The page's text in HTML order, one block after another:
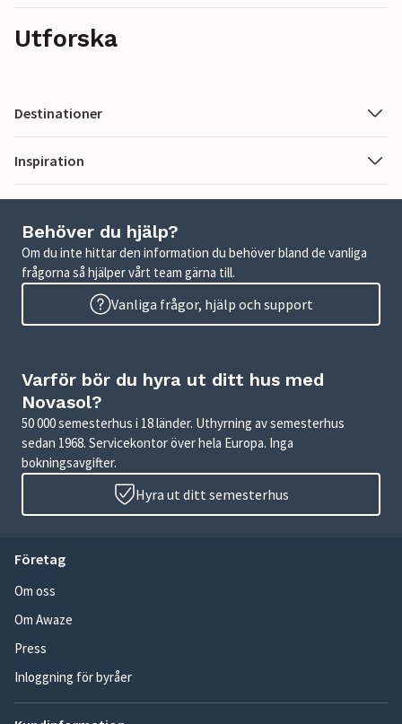
Utforska
Destinationer
Inspiration
Behöver du hjälp?
Om du inte hittar den information du behöver bland de vanliga
frågorna så hjälper vårt team gärna till.
Vanliga frågor, hjälp och support
Varför bör du hyra ut ditt hus med
Novasol?
50 000 semesterhus i 18 länder. Uthyrning av semesterhus
sedan 1968. Servicekontor över hela Europa. Inga
bokningsavgifter.
Hyra ut ditt semesterhus
Företag
Om oss
Om Awaze
Press
Inloggning för byråer